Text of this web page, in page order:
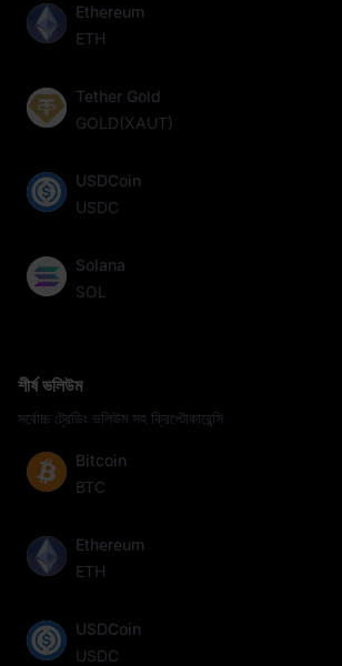
Ethereum
ETH
Tether Gold
GOLD(XAUT)
USDCoin
USDC
Solana
SOL
শীর্ষ ভলিউম
সর্বোচ্চ ট্রেডিং ভলিউম সহ ক্রিপ্টোকারেন্সি
Bitcoin
BTC
Ethereum
ETH
USDCoin
USDC